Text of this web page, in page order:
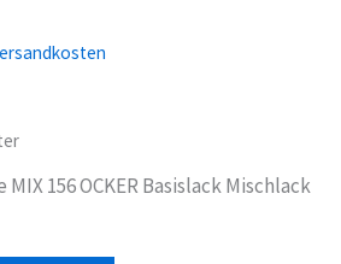
156 OCKER Basislack Mischlack